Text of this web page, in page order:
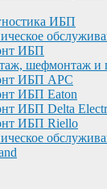
ИБП
ИБП
шефмонтаж и
ИБП APC
ИБП Eaton
ИБП Delta
ИБП Riello